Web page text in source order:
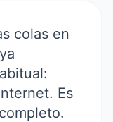
colas en
Es